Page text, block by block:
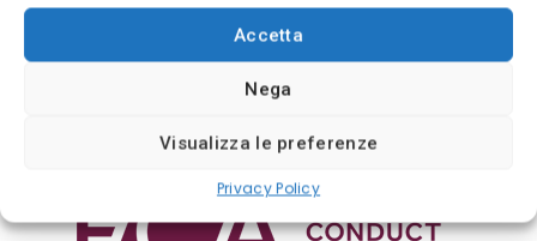
Accetta
Nega
Visualizza le preferenze
Privacy Policy